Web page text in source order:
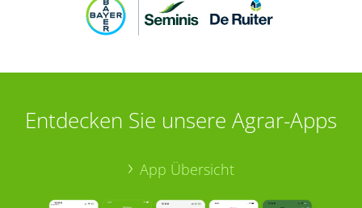
Entdecken Sie unsere Agrar-Apps
App Übersicht